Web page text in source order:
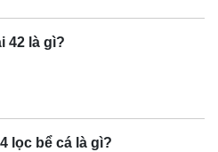
42 là gì?
lọc bể cá là gì?